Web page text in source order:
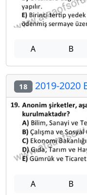
A B
18 2019-2020
A B